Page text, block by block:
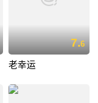
7.6
老幸运